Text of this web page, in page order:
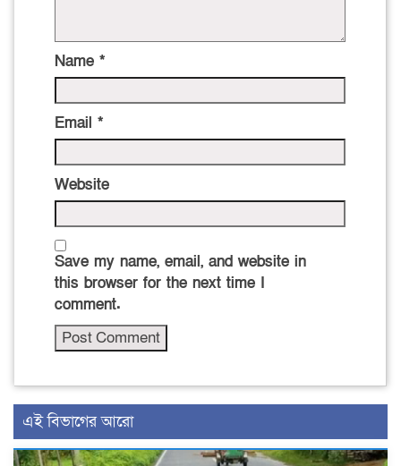
Name *
Email *
Website
Save my name, email, and website in
this browser for the next time I
comment.
এই বিভাগের আরো